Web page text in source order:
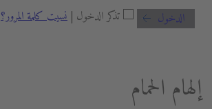
تذكر الدخول | نسيت كلمة المرور؟ الدخول
إلهام الحمام